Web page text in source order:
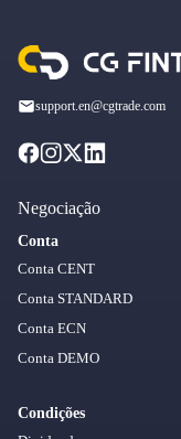
support.en@cgtrade.com
Negociação
Conta
Conta CENT
Conta STANDARD
Conta ECN
Conta DEMO
Condições